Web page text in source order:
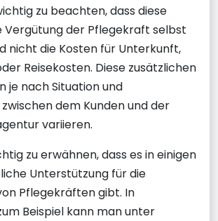
zu beachten, dass diese
Vergütung der Pflegekraft selbst
nicht die Kosten für Unterkunft,
Reisekosten. Diese zusätzlichen
je nach Situation und
dem Kunden und der
variieren.
zu erwähnen, dass es in einigen
Unterstützung für die
Pflegekräften gibt. In
Beispiel kann man unter